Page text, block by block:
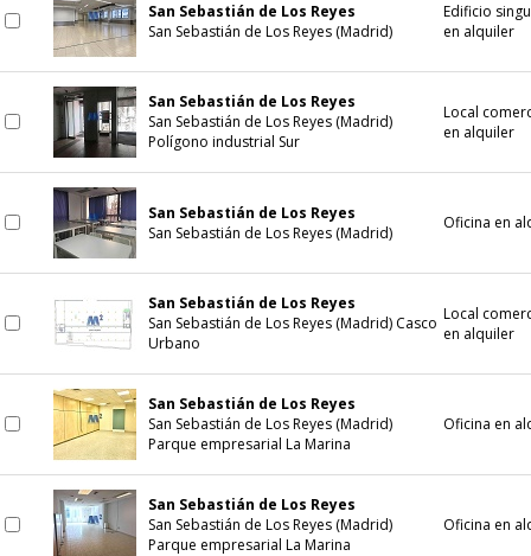
San Sebastián de Los Reyes
San Sebastián de Los Reyes (Madrid)
Edificio
en alquiler
San Sebastián de Los Reyes
San Sebastián de Los Reyes (Madrid)
Polígono industrial Sur
Local
en alquiler
San Sebastián de Los Reyes
San Sebastián de Los Reyes (Madrid)
Oficina en
San Sebastián de Los Reyes
San Sebastián de Los Reyes (Madrid) Casco
Urbano
Local
en alquiler
San Sebastián de Los Reyes
San Sebastián de Los Reyes (Madrid)
Parque empresarial La Marina
Oficina en
San Sebastián de Los Reyes
San Sebastián de Los Reyes (Madrid)
Parque empresarial La Marina
Oficina en